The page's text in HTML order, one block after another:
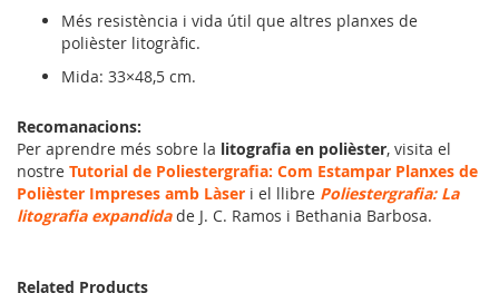
Més resistència i vida útil que altres planxes de
polièster litogràfic.
Mida: 33×48,5 cm.
Recomanacions:
Per aprendre més sobre la litografia en polièster, visita el
nostre Tutorial de Poliestergrafia: Com Estampar Planxes de
Polièster Impreses amb Làser i el llibre Poliestergrafia: La
litografia expandidade J. C. Ramos i Bethania Barbosa.
Related Products